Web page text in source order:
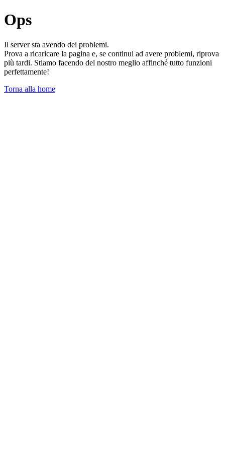
Ops
Il server sta avendo dei problemi.
Prova a ricaricare la pagina e, se continui ad avere problemi, riprova
più tardi. Stiamo facendo del nostro meglio affinché tutto funzioni
perfettamente!
Torna alla home